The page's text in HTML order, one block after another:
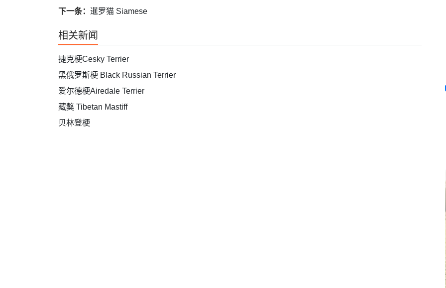
下一条： 暹罗猫 Siamese
相关新闻
捷克梗Cesky Terrier
黑俄罗斯梗 Black Russian Terrier
爱尔德梗Airedale Terrier
藏獒 Tibetan Mastiff
贝林登梗